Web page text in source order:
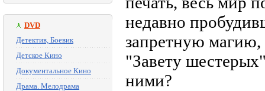
DVD
Детектив, Боевик
Детское Кино
Документальное Кино
Драма. Мелодрама
недавно
запретную магию,
"Завету
ними?